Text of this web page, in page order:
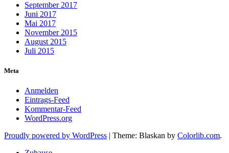
September 2017
Juni 2017
Mai 2017
November 2015
August 2015
Juli 2015
Meta
Anmelden
Eintrags-Feed
Kommentar-Feed
WordPress.org
Proudly powered by WordPress | Theme: Blaskan by Colorlib.com.